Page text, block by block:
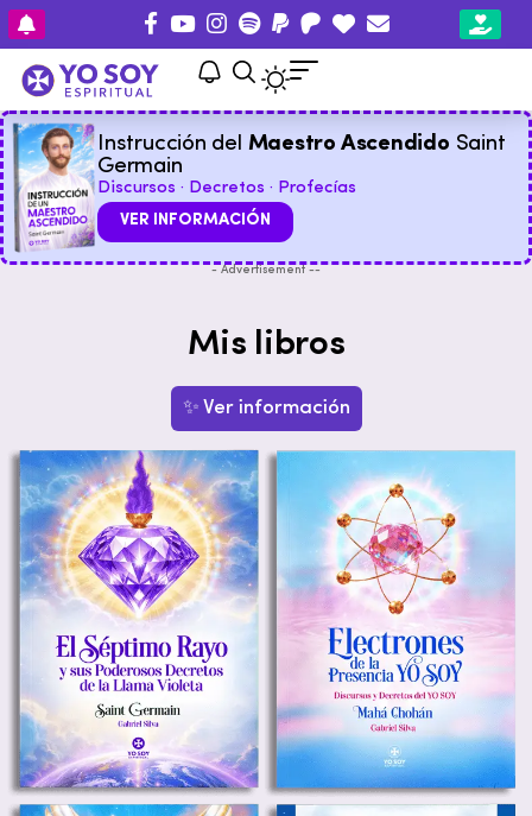
Instrucción del Maestro Ascendido Saint
Germain
Discursos · Decretos · Profecías
VER INFORMACIÓN
- Advertisement --
Mis libros
✨ Ver información